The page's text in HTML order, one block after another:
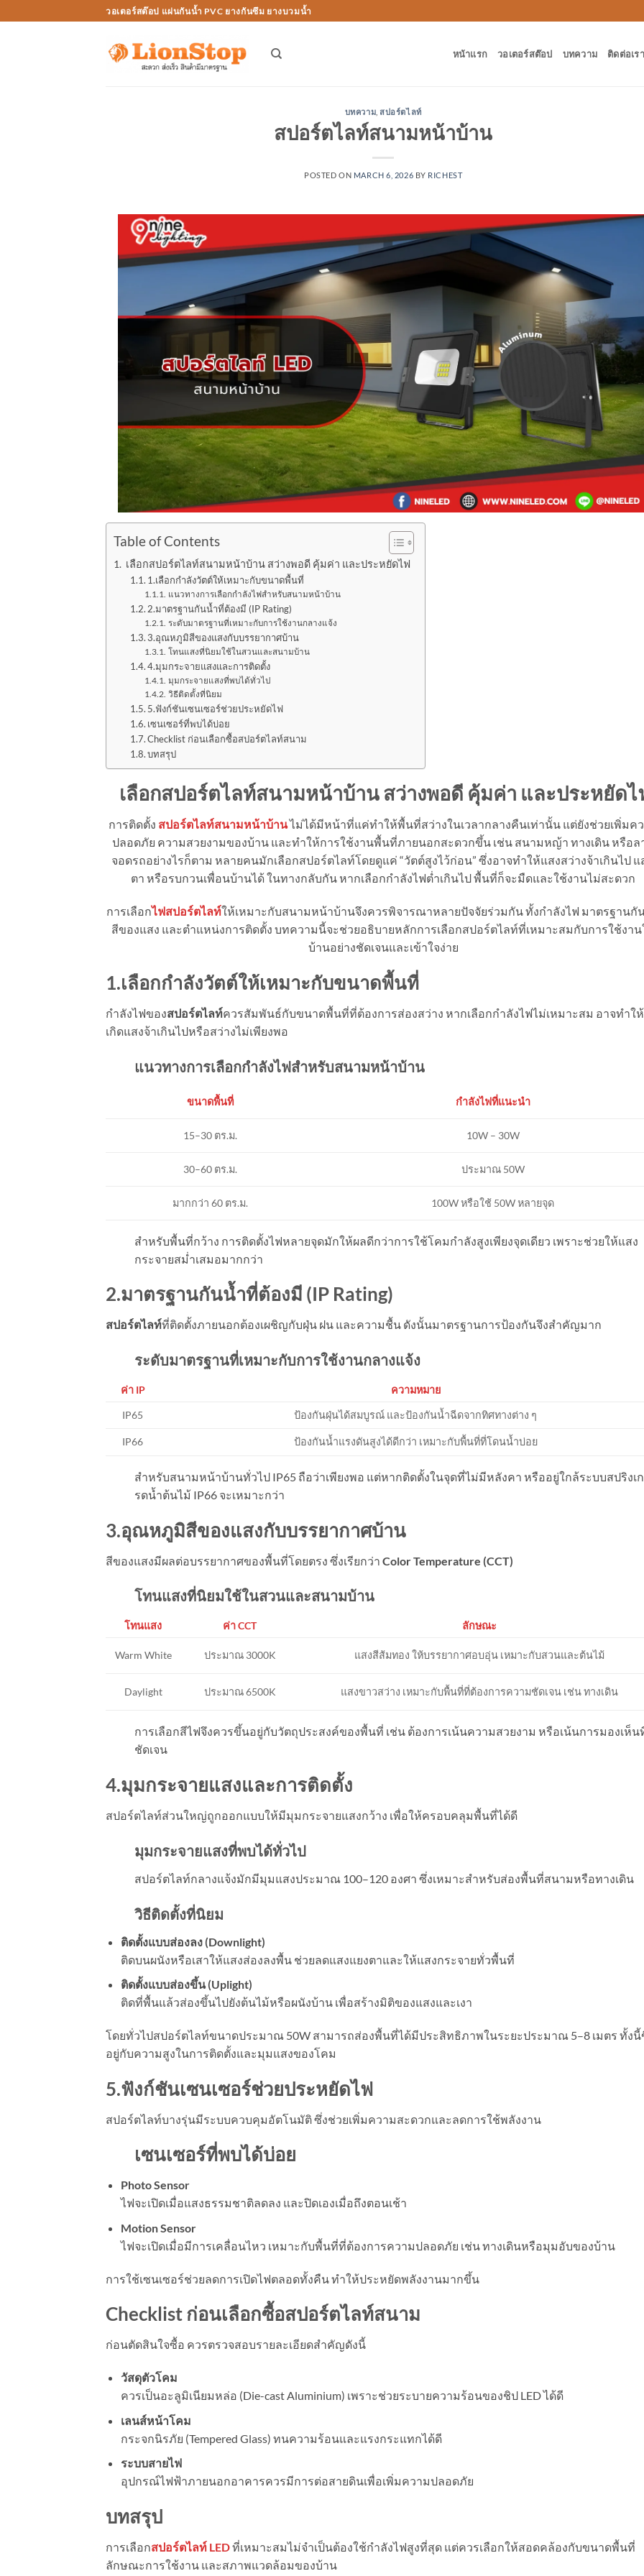
to
วอเตอร์สต๊อป แผ่นกันน้ำ PVC ยางกันซึม ยางบวมน้ำ
หน้าแรก วอเตอร์สต๊อป บทความ ติดต่อเรา
บทความ สปอร์ตไลท์
สปอร์ตไลท์สนามหน้าบ้าน
POSTED ON MARCH 6, 2026 BY RICHEST
Table of Contents
เลือกสปอร์ตไลท์สนามหน้าบ้าน สว่างพอดี คุ้มค่า และประหยัดไฟ
1.เลือกกำลังวัตต์ให้เหมาะกับขนาดพื้นที่
แนวทางการเลือกกำลังไฟสำหรับสนามหน้าบ้าน
2.มาตรฐานกันน้ำที่ต้องมี (IP Rating)
ระดับมาตรฐานที่เหมาะกับการใช้งานกลางแจ้ง
3.อุณหภูมิสีของแสงกับบรรยากาศบ้าน
โทนแสงที่นิยมใช้ในสวนและสนามบ้าน
4.มุมกระจายแสงและการติดตั้ง
มุมกระจายแสงที่พบได้ทั่วไป
วิธีติดตั้งที่นิยม
5.ฟังก์ชันเซนเซอร์ช่วยประหยัดไฟ
เซนเซอร์ที่พบได้บ่อย
Checklist ก่อนเลือกซื้อสปอร์ตไลท์สนาม
บทสรุป
เลือกสปอร์ตไลท์สนามหน้าบ้าน สว่างพอดี คุ้มค่า และประหยัดไ
การติดตั้ง สปอร์ตไลท์สนามหน้าบ้านไม่ได้มีหน้าที่แค่ทำให้พื้นที่สว่างในเวลากลางคืนเท่านั้น แต่ยังช่วยเพิ่มค
ปลอดภัย ความสวยงามของบ้าน และทำให้การใช้งานพื้นที่ภายนอกสะดวกขึ้น เช่น สนามหญ้า ทางเดิน หรือล
จอดรถอย่างไรก็ตาม หลายคนมักเลือกสปอร์ตไลท์โดยดูแค่ “วัตต์สูงไว้ก่อน” ซึ่งอาจทำให้แสงสว่างจ้าเกินไป แ
ตา หรือรบกวนเพื่อนบ้านได้ ในทางกลับกัน หากเลือกกำลังไฟต่ำเกินไป พื้นที่ก็จะมืดและใช้งานไม่สะดวก
การเลือกไฟสปอร์ตไลท์ให้เหมาะกับสนามหน้าบ้านจึงควรพิจารณาหลายปัจจัยร่วมกัน ทั้งกำลังไฟ มาตรฐานกั
สีของแสง และตำแหน่งการติดตั้ง บทความนี้จะช่วยอธิบายหลักการเลือกสปอร์ตไลท์ที่เหมาะสมกับการใช้งาน
บ้านอย่างชัดเจนและเข้าใจง่าย
1.เลือกกำลังวัตต์ให้เหมาะกับขนาดพื้นที่
กำลังไฟของสปอร์ตไลท์ควรสัมพันธ์กับขนาดพื้นที่ที่ต้องการส่องสว่าง หากเลือกกำลังไฟไม่เหมาะสม อาจทำให้
เกิดแสงจ้าเกินไปหรือสว่างไม่เพียงพอ
แนวทางการเลือกกำลังไฟสำหรับสนามหน้าบ้าน
ขนาดพื้นที่ กำลังไฟที่แนะนำ
15–30 ตร.ม. 10W – 30W
30–60 ตร.ม. ประมาณ 50W
มากกว่า 60 ตร.ม. 100W หรือใช้ 50W หลายจุด
สำหรับพื้นที่กว้าง การติดตั้งไฟหลายจุดมักให้ผลดีกว่าการใช้โคมกำลังสูงเพียงจุดเดียว เพราะช่วยให้แสง
กระจายสม่ำเสมอมากกว่า
2.มาตรฐานกันน้ำที่ต้องมี (IP Rating)
สปอร์ตไลท์ที่ติดตั้งภายนอกต้องเผชิญกับฝุ่น ฝน และความชื้น ดังนั้นมาตรฐานการป้องกันจึงสำคัญมาก
ระดับมาตรฐานที่เหมาะกับการใช้งานกลางแจ้ง
ค่า IP ความหมาย
IP65 ป้องกันฝุ่นได้สมบูรณ์ และป้องกันน้ำฉีดจากทิศทางต่าง ๆ
IP66 ป้องกันน้ำแรงดันสูงได้ดีกว่า เหมาะกับพื้นที่ที่โดนน้ำบ่อย
สำหรับสนามหน้าบ้านทั่วไป IP65 ถือว่าเพียงพอ แต่หากติดตั้งในจุดที่ไม่มีหลังคา หรืออยู่ใกล้ระบบสปริงเ
รดน้ำต้นไม้ IP66 จะเหมาะกว่า
3.อุณหภูมิสีของแสงกับบรรยากาศบ้าน
สีของแสงมีผลต่อบรรยากาศของพื้นที่โดยตรง ซึ่งเรียกว่า Color Temperature (CCT)
โทนแสงที่นิยมใช้ในสวนและสนามบ้าน
โทนแสง ค่าCCT ลักษณะ
Warm White ประมาณ 3000K แสงสีส้มทอง ให้บรรยากาศอบอุ่น เหมาะกับสวนและต้นไม้
Daylight ประมาณ 6500K แสงขาวสว่าง เหมาะกับพื้นที่ที่ต้องการความชัดเจน เช่น ทางเดิน
การเลือกสีไฟจึงควรขึ้นอยู่กับวัตถุประสงค์ของพื้นที่ เช่น ต้องการเน้นความสวยงาม หรือเน้นการมองเห็น
ชัดเจน
4.มุมกระจายแสงและการติดตั้ง
สปอร์ตไลท์ส่วนใหญ่ถูกออกแบบให้มีมุมกระจายแสงกว้าง เพื่อให้ครอบคลุมพื้นที่ได้ดี
มุมกระจายแสงที่พบได้ทั่วไป
สปอร์ตไลท์กลางแจ้งมักมีมุมแสงประมาณ 100–120 องศา ซึ่งเหมาะสำหรับส่องพื้นที่สนามหรือทางเดิน
วิธีติดตั้งที่นิยม
ติดตั้งแบบส่องลง (Downlight)
ติดบนผนังหรือเสาให้แสงส่องลงพื้น ช่วยลดแสงแยงตาและให้แสงกระจายทั่วพื้นที่
ติดตั้งแบบส่องขึ้น (Uplight)
ติดที่พื้นแล้วส่องขึ้นไปยังต้นไม้หรือผนังบ้าน เพื่อสร้างมิติของแสงและเงา
โดยทั่วไปสปอร์ตไลท์ขนาดประมาณ 50W สามารถส่องพื้นที่ได้มีประสิทธิภาพในระยะประมาณ 5–8 เมตร ทั้ง
อยู่กับความสูงในการติดตั้งและมุมแสงของโคม
5.ฟังก์ชันเซนเซอร์ช่วยประหยัดไฟ
สปอร์ตไลท์บางรุ่นมีระบบควบคุมอัตโนมัติ ซึ่งช่วยเพิ่มความสะดวกและลดการใช้พลังงาน
เซนเซอร์ที่พบได้บ่อย
Photo Sensor
ไฟจะเปิดเมื่อแสงธรรมชาติลดลง และปิดเองเมื่อถึงตอนเช้า
Motion Sensor
ไฟจะเปิดเมื่อมีการเคลื่อนไหว เหมาะกับพื้นที่ที่ต้องการความปลอดภัย เช่น ทางเดินหรือมุมอับของบ้าน
การใช้เซนเซอร์ช่วยลดการเปิดไฟตลอดทั้งคืน ทำให้ประหยัดพลังงานมากขึ้น
Checklist ก่อนเลือกซื้อสปอร์ตไลท์สนาม
ก่อนตัดสินใจซื้อ ควรตรวจสอบรายละเอียดสำคัญดังนี้
วัสดุตัวโคม
ควรเป็นอะลูมิเนียมหล่อ (Die-cast Aluminium) เพราะช่วยระบายความร้อนของชิป LED ได้ดี
เลนส์หน้าโคม
กระจกนิรภัย (Tempered Glass) ทนความร้อนและแรงกระแทกได้ดี
ระบบสายไฟ
อุปกรณ์ไฟฟ้าภายนอกอาคารควรมีการต่อสายดินเพื่อเพิ่มความปลอดภัย
บทสรุป
การเลือกสปอร์ตไลท์ LEDที่เหมาะสมไม่จำเป็นต้องใช้กำลังไฟสูงที่สุด แต่ควรเลือกให้สอดคล้องกับขนาดพื้นที่
ลักษณะการใช้งาน และสภาพแวดล้อมของบ้าน